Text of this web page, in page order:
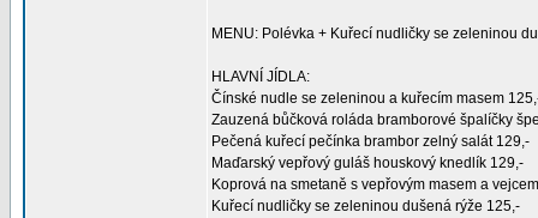
MENU: Polévka + Kuřecí nudličky se zeleninou
HLAVNÍ JÍDLA:
Čínské nudle se zeleninou a kuřecím masem
Zauzená bůčková roláda bramborové špalíčky
Pečená kuřecí pečínka brambor zelný salát 129,-
Maďarský vepřový guláš houskový knedlík 129,-
Koprová na smetaně s vepřovým masem a
Kuřecí nudličky se zeleninou dušená rýže 125,-